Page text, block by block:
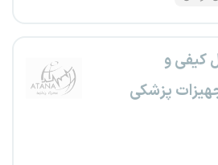
کیفی و
پزشکی